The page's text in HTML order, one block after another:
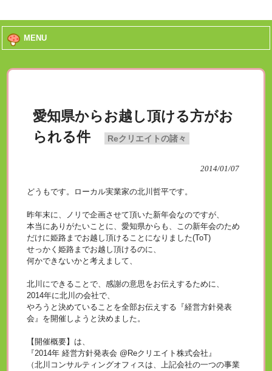
MENU
愛知県からお越し頂ける方がお
られる件
Reクリエイトの諸々
2014/01/07
どうもです。ローカル実業家の北川哲平です。
昨年末に、ノリで企画させて頂いた新年会なのですが、
本当にありがたいことに、愛知県からも、この新年会のため
だけに姫路までお越し頂けることになりました(ToT)
せっかく姫路までお越し頂けるのに、
何かできないかと考えまして、
北川にできることで、感謝の意思をお伝えするために、
2014年に北川の会社で、
やろうと決めていることを全部お伝えする『経営方針発表
会』を開催しようと決めました。
【開催概要】は、
『2014年 経営方針発表会 @Reクリエイト株式会社』
（北川コンサルティングオフィスは、上記会社の一つの事業